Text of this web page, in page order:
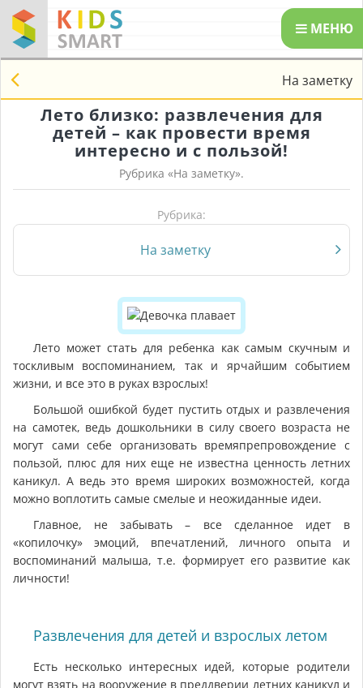
МЕНЮ
На заметку
Лето близко: развлечения для
детей – как провести время
интересно и с пользой!
Рубрика «На заметку».
Рубрика:
На заметку
Лето может стать для ребенка как самым скучным и
тоскливым воспоминанием, так и ярчайшим событием
жизни, и все это в руках взрослых!
Большой ошибкой будет пустить отдых и развлечения
на самотек, ведь дошкольники в силу своего возраста не
могут сами себе организовать времяпрепровождение с
пользой, плюс для них еще не известна ценность летних
каникул. А ведь это время широких возможностей, когда
можно воплотить самые смелые и неожиданные идеи.
Главное, не забывать – все сделанное идет в
«копилочку» эмоций, впечатлений, личного опыта и
воспоминаний малыша, т.е. формирует его развитие как
личности!
Развлечения для детей и взрослых летом
Есть несколько интересных идей, которые родители
могут взять на вооружение в преддверии летних каникул и